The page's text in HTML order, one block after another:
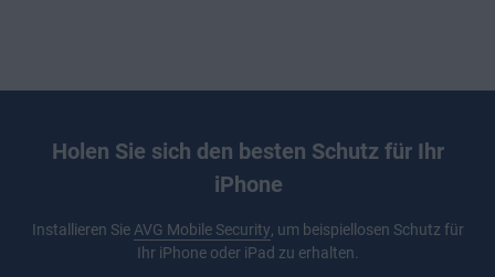
Holen Sie sich den besten Schutz für Ihr
iPhone
Installieren SieAVG Mobile Security, um beispiellosen Schutz für
Ihr iPhone oder iPad zu erhalten.